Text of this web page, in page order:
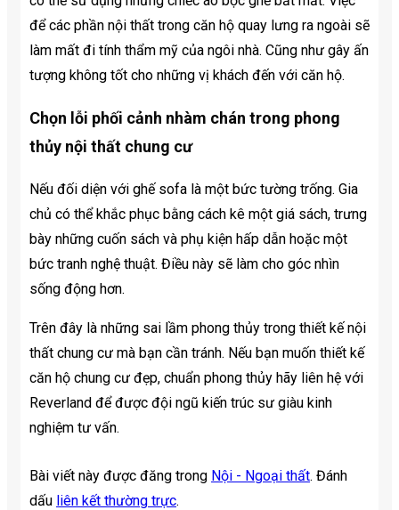
để các phần nội thất trong căn hộ quay lưng ra ngoài sẽ
làm mất đi tính thẩm mỹ của ngôi nhà. Cũng như gây ấn
tượng không tốt cho những vị khách đến với căn hộ.
Chọn lỗi phối cảnh nhàm chán trong phong
thủy nội thất chung cư
Nếu đối diện với ghế sofa là một bức tường trống. Gia
chủ có thể khắc phục bằng cách kê một giá sách, trưng
bày những cuốn sách và phụ kiện hấp dẫn hoặc một
bức tranh nghệ thuật. Điều này sẽ làm cho góc nhìn
sống động hơn.
Trên đây là những sai lầm phong thủy trong thiết kế nội
thất chung cư mà bạn cần tránh. Nếu bạn muốn thiết kế
căn hộ chung cư đẹp, chuẩn phong thủy hãy liên hệ với
Reverland để được đội ngũ kiến ​​trúc sư giàu kinh
nghiệm tư vấn.
Bài viết này được đăng trong Nội - Ngoại thất. Đánh
dấu liên kết thường trực.